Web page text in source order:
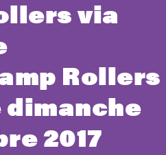
via
Rollers
dimanche
2017